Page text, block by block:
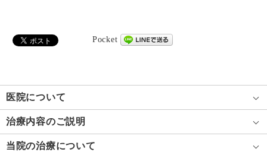
Pocket
医院について
治療内容のご説明
当院の治療について